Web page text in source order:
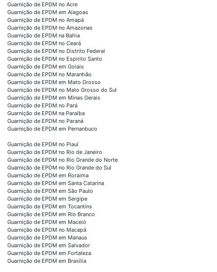
Guarnição de EPDM no Acre
Guarnição de EPDM em Alagoas
Guarnição de EPDM no Amapá
Guarnição de EPDM no Amazonas
Guarnição de EPDM na Bahia
Guarnição de EPDM no Ceará
Guarnição de EPDM no Distrito Federal
Guarnição de EPDM no Espirito Santo
Guarnição de EPDM em Goiais
Guarnição de EPDM no Maranhão
Guarnição de EPDM em Mato Grosso
Guarnição de EPDM no Mato Grosso do Sul
Guarnição de EPDM em Minas Gerais
Guarnição de EPDM no Pará
Guarnição de EPDM na Paraíba
Guarnição de EPDM no Paraná
Guarnição de EPDM em Pernanbuco
Guarnição de EPDM no Piauí
Guarnição de EPDM no Rio de Janeiro
Guarnição de EPDM no Rio Grande do Norte
Guarnição de EPDM no Rio Grande do Sul
Guarnição de EPDM em Roraima
Guarnição de EPDM em Santa Catarina
Guarnição de EPDM em São Paulo
Guarnição de EPDM em Sergipe
Guarnição de EPDM em Tocantins
Guarnição de EPDM em Rio Branco
Guarnição de EPDM em Maceió
Guarnição de EPDM no Macapá
Guarnição de EPDM em Manaus
Guarnição de EPDM em Salvador
Guarnição de EPDM em Fortaleza
Guarnição de EPDM em Brasília